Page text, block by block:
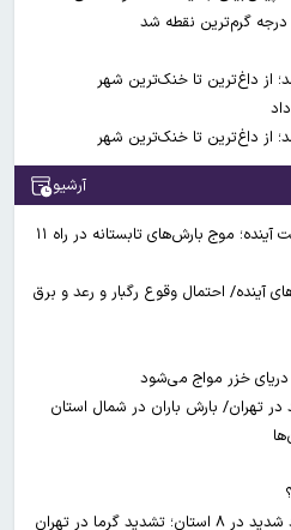
از داغ‌ترین تا خنک‌ترین شهر
از داغ‌ترین تا خنک‌ترین شهر
آرشیو
وضعیت جوی کشور در ۷۲ ساعت آینده؛ موج بارش‌های تابستانه در راه ۱۱
احتمال وقوع رگبار و رعد و برق
تهران/ بارش باران در شمال استان
گرما در تهران